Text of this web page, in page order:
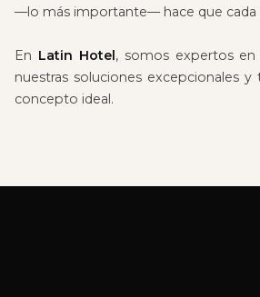
—lo más importante— hace que cada
En Latin Hotel , somos expertos en
nuestras soluciones excepcionales
concepto ideal.